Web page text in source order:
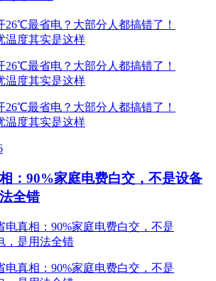
：90%家庭电费白交，不是设备
全错